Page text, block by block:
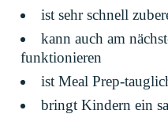
ist sehr schnell
kann auch am
funktionieren
ist Meal Prep-
bringt Kindern ein